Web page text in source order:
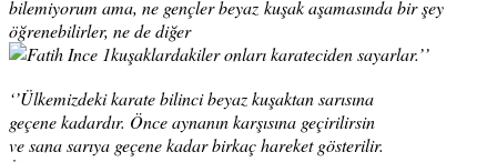
bilemiyorum ama, ne gençler beyaz kuşak aşamasında bir şey
öğrenebilirler, ne de diğer
kuşaklardakiler onları karateciden sayarlar.’’
‘’Ülkemizdeki karate bilinci beyaz kuşaktan sarısına
geçene kadardır. Önce aynanın karşısına geçirilirsin
ve sana sarıya geçene kadar birkaç hareket gösterilir.